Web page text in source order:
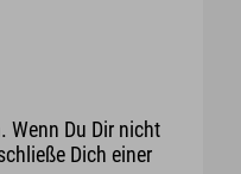
Wenn Du Dir nicht
Dich einer